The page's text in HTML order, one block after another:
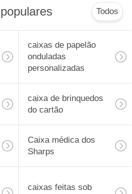
Todos
caixas de papelão
onduladas
personalizadas
caixa de brinquedos
do cartão
Caixa médica dos
Sharps
caixas feitas sob